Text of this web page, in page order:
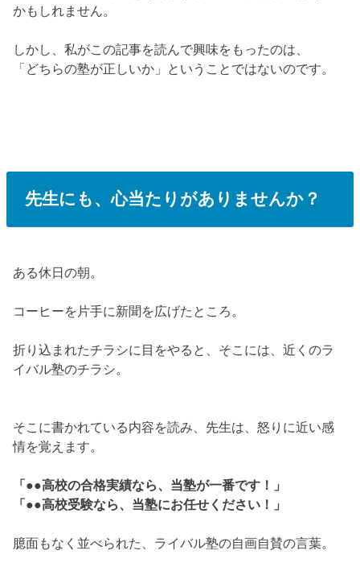
かもしれません。
しかし、私がこの記事を読んで興味をもったのは、
「どちらの塾が正しいか」ということではないのです。
先生にも、心当たりがありませんか？
ある休日の朝。
コーヒーを片手に新聞を広げたところ。
折り込まれたチラシに目をやると、そこには、近くのラ
イバル塾のチラシ。
そこに書かれている内容を読み、先生は、怒りに近い感
情を覚えます。
「●●高校の合格実績なら、当塾が一番です！」
「●●高校受験なら、当塾にお任せください！」
臆面もなく並べられた、ライバル塾の自画自賛の言葉。